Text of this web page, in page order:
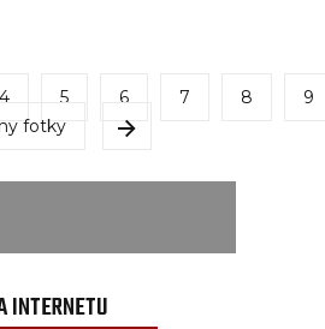
4 5 6 7 8
9
fotky
INTERNETU